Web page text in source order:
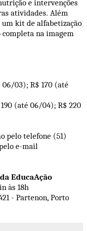
e intervenções
atividades. Além
kit de alfabetização
completa na imagem
06/03); R$ 170 (até
(até 06/04); R$ 220
pelo telefone (51)
e-mail
EducaAção
às 18h
- Partenon, Porto